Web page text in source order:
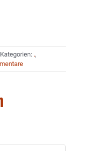
Kategorien: .,